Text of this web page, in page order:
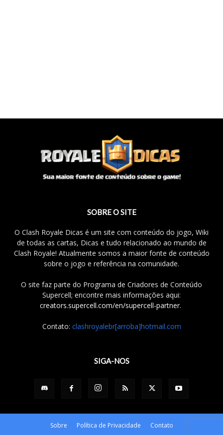
SOBRE O SITE
O Clash Royale Dicas é um site com conteúdo do jogo, Wiki
de todas as cartas, Dicas e tudo relacionado ao mundo de
Clash Royale! Atualmente somos a maior fonte de conteúdo
sobre o jogo e referência na comunidade.
O site faz parte do Programa de Criadores de Conteúdo
Supercell; encontre mais informações aqui:
creators.supercell.com/en/supercell-partner.
Contato: clashroyalebr[arroba]hotmail.com
SIGA-NOS
Sobre Política de Privacidade Contato